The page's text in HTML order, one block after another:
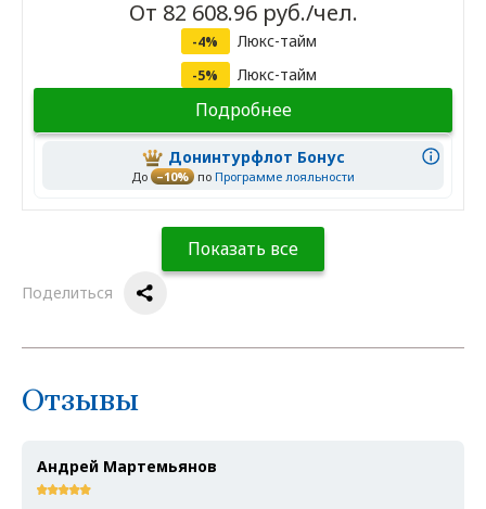
От 82 608.96 руб./чел.
-4% Люкс-тайм
-5% Люкс-тайм
Подробнее
Донинтурфлот Бонус
До –10% по Программе лояльности
Показать все
Поделиться
Отзывы
Андрей Мартемьянов